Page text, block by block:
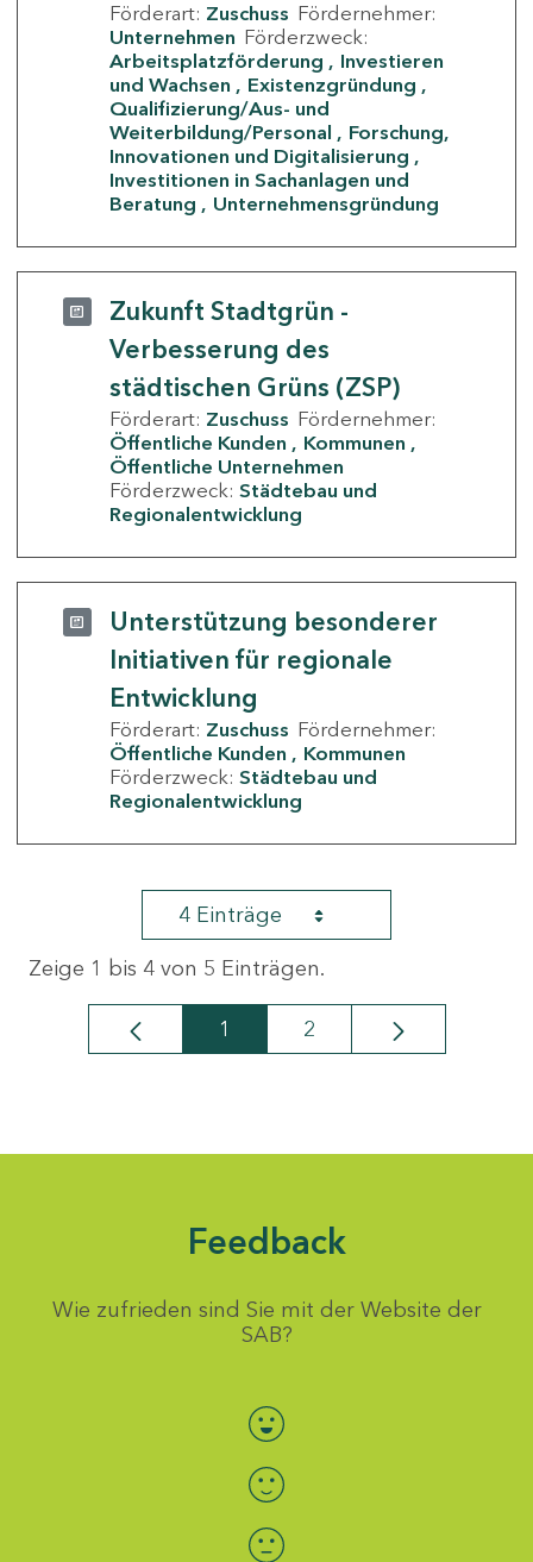
Förderart: Zuschuss Fördernehmer:
Unternehmen Förderzweck:
Arbeitsplatzförderung
Investieren
und Wachsen
Existenzgründung
Qualifizierung/Aus- und
Weiterbildung/Personal
Forschung,
Innovationen und Digitalisierung
Investitionen in Sachanlagen und
Beratung
Unternehmensgründung
Zukunft Stadtgrün -
Verbesserung des
städtischen Grüns (ZSP)
Förderart: Zuschuss Fördernehmer:
Öffentliche Kunden
Kommunen
Öffentliche Unternehmen
Förderzweck: Städtebau und
Regionalentwicklung
Unterstützung besonderer
Initiativen für regionale
Entwicklung
Förderart: Zuschuss Fördernehmer:
Öffentliche Kunden
Kommunen
Förderzweck: Städtebau und
Regionalentwicklung
4 Einträge
Zeige 1 bis 4 von 5 Einträgen.
Seite
1 Seite
2
Feedback
Wie zufrieden sind Sie mit der Website der
SAB?
Bewertung auswählen